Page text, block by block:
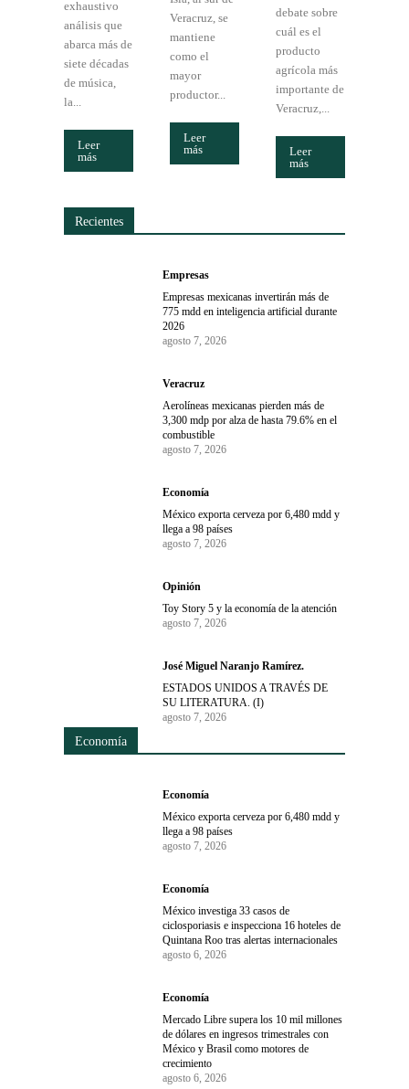
exhaustivo
análisis que
abarca más de
siete décadas
de música,
la...
Leer
más
Veracruz, se
mantiene
como el
mayor
productor...
Leer
más
debate sobre
cuál es el
producto
agrícola más
importante de
Veracruz,...
Leer
más
Recientes
Empresas
Empresas mexicanas invertirán más de
775 mdd en inteligencia artificial durante
2026
agosto 7, 2026
Veracruz
Aerolíneas mexicanas pierden más de
3,300 mdp por alza de hasta 79.6% en el
combustible
agosto 7, 2026
Economía
México exporta cerveza por 6,480 mdd y
llega a 98 países
agosto 7, 2026
Opinión
Toy Story 5 y la economía de la atención
agosto 7, 2026
José Miguel Naranjo Ramírez.
ESTADOS UNIDOS A TRAVÉS DE
SU LITERATURA. (I)
agosto 7, 2026
Economía
Economía
México exporta cerveza por 6,480 mdd y
llega a 98 países
agosto 7, 2026
Economía
México investiga 33 casos de
ciclosporiasis e inspecciona 16 hoteles de
Quintana Roo tras alertas internacionales
agosto 6, 2026
Economía
Mercado Libre supera los 10 mil millones
de dólares en ingresos trimestrales con
México y Brasil como motores de
crecimiento
agosto 6, 2026